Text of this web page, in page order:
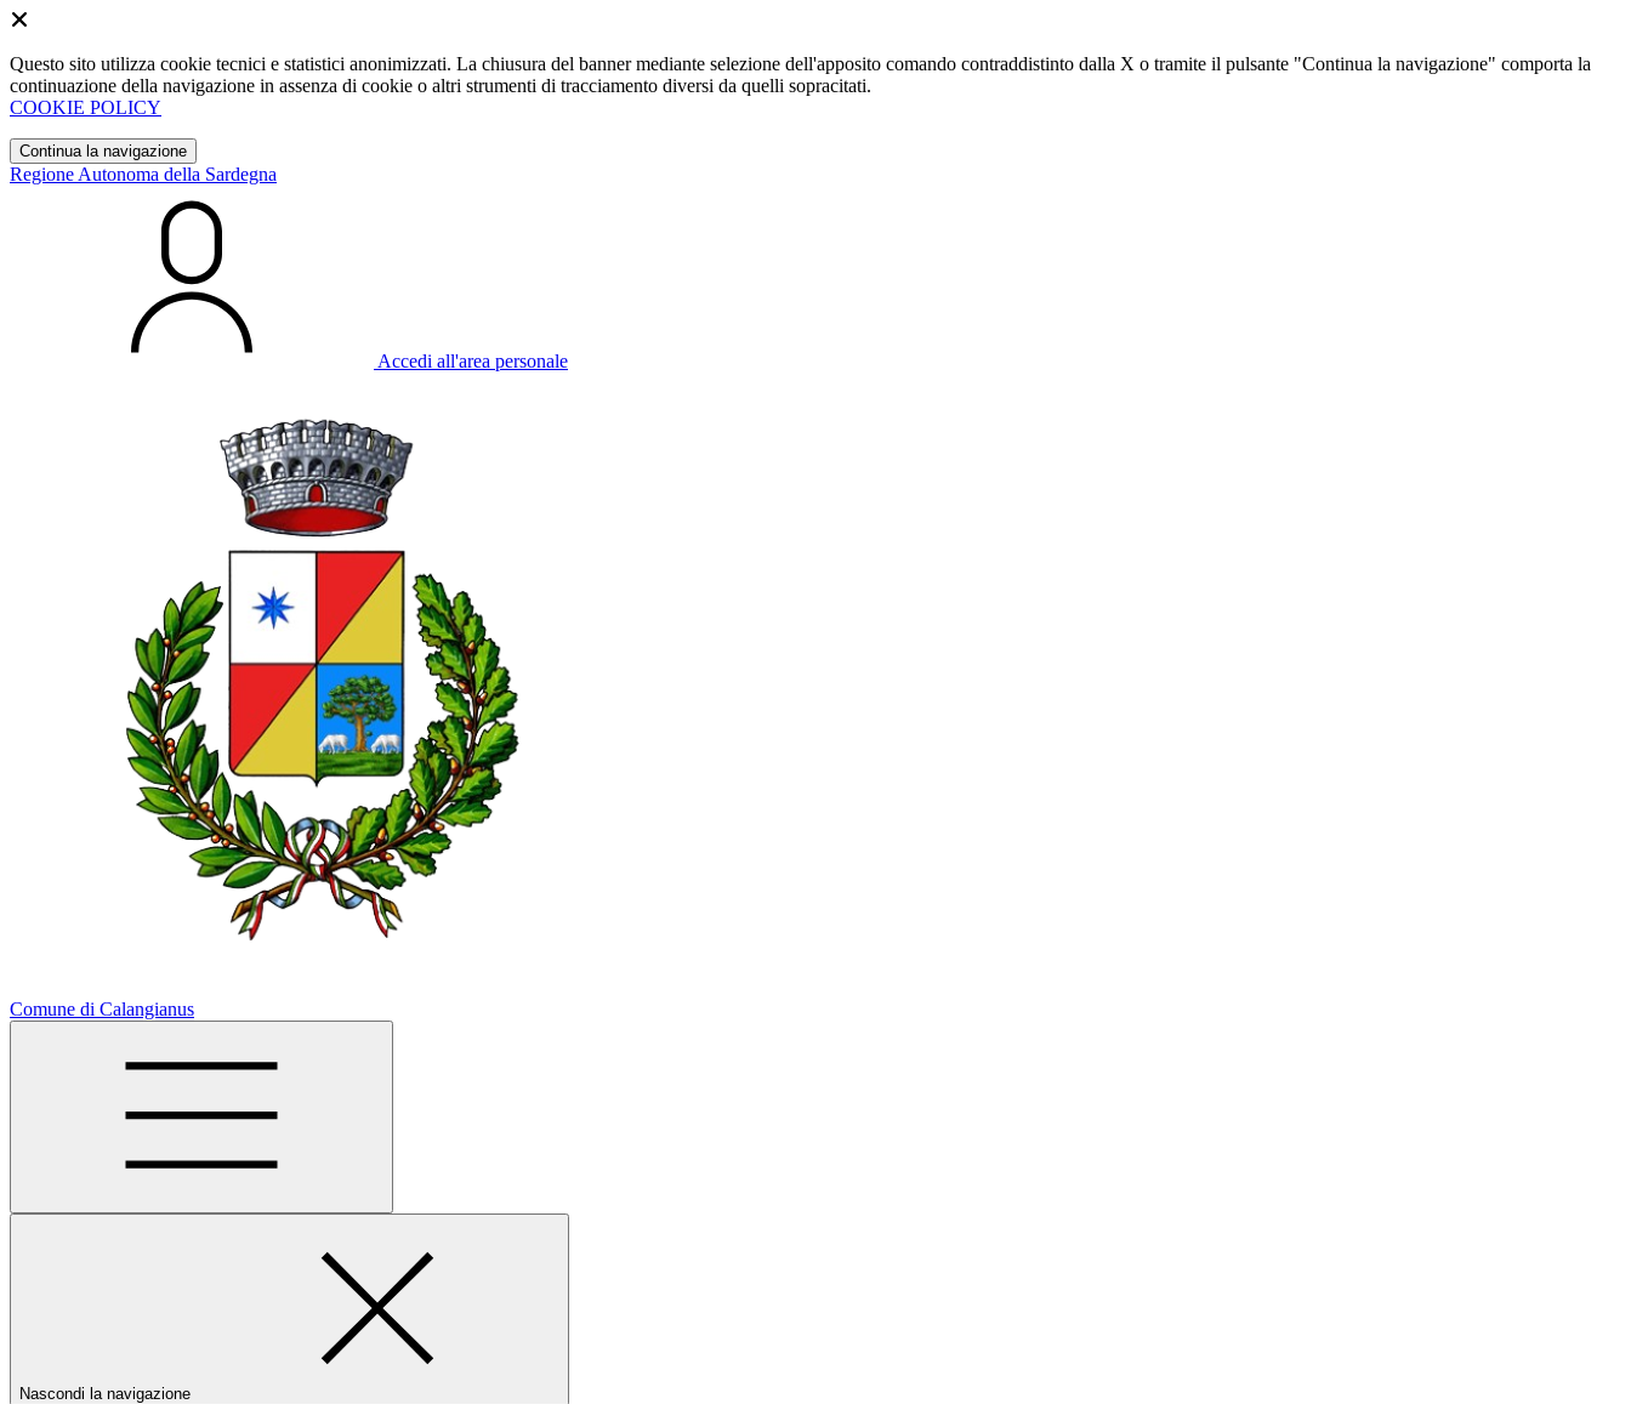
Questo sito utilizza cookie tecnici e statistici anonimizzati. La chiusura del banner mediante selezione dell'apposito comando contraddistinto dalla X o tramite il pulsante "Continua la navigazione" comporta la
continuazione della navigazione in assenza di cookie o altri strumenti di tracciamento diversi da quelli sopracitati.
COOKIE POLICY
Continua la navigazione
Regione Autonoma della Sardegna
Accedi all'area personale
Comune di Calangianus
Nascondi la navigazione